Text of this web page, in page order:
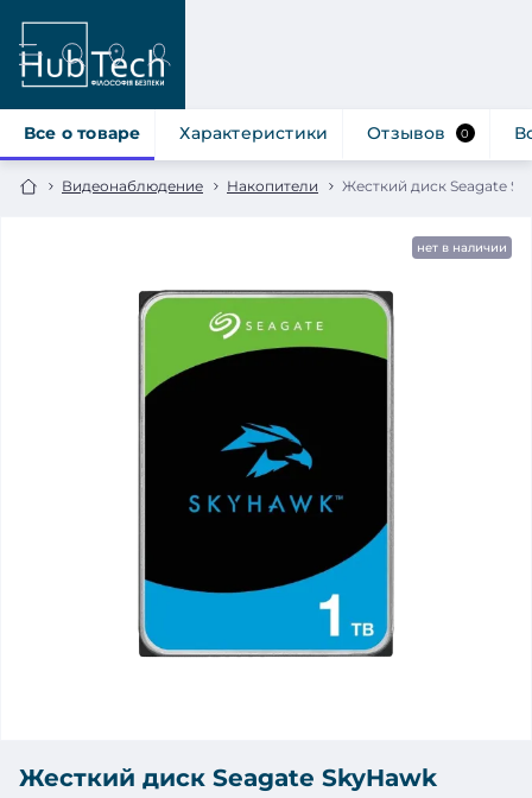
Видеонаблюдение Накопители Жесткий диск Seagate
Все о товаре Характеристики Отзывов 0
нет в наличии
Жесткий диск Seagate SkyHawk